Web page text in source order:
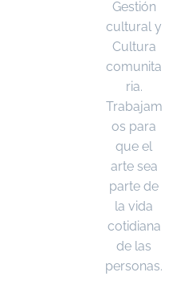
Gestión
cultural y
Cultura
comunita
ria.
Trabajam
os para
que el
arte sea
parte de
la vida
cotidiana
de las
personas.